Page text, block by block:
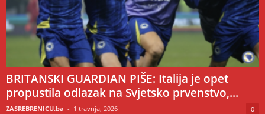
BRITANSKI GUARDIAN PIŠE: Italija je opet
propustila odlazak na Svjetsko prvenstvo,...
ZASREBRENICU.ba - 1 travnja, 2026 0